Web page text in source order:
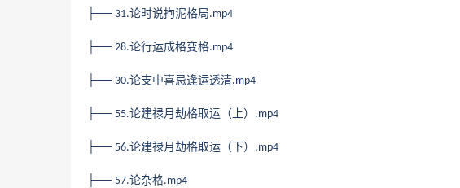
├── 31.论时说拘泥格局.mp4
├── 28.论行运成格变格.mp4
├── 30.论支中喜忌逢运透清.mp4
├── 55.论建禄月劫格取运（上） .mp4
├── 56.论建禄月劫格取运（下） .mp4
├── 57.论杂格.mp4